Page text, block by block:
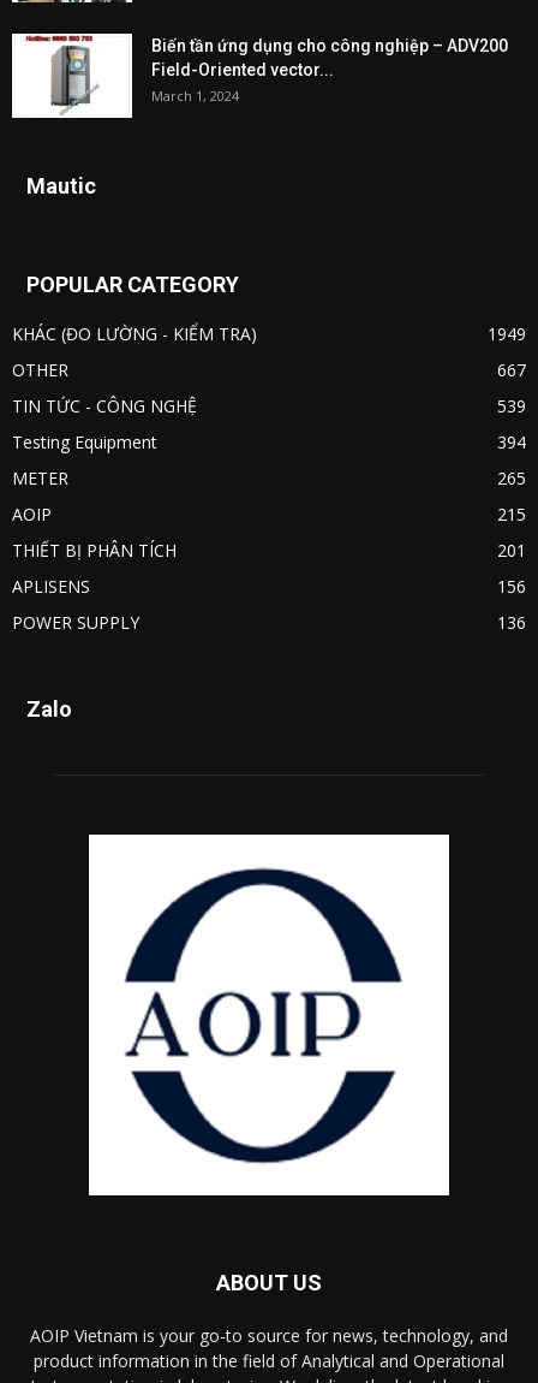
Biến tần ứng dụng cho công nghiệp – ADV200
Field-Oriented vector...
March 1, 2024
Mautic
POPULAR CATEGORY
KHÁC (ĐO LƯỜNG - KIỂM TRA)
1949
OTHER
667
TIN TỨC - CÔNG NGHỆ
539
Testing Equipment
394
METER
265
AOIP
215
THIẾT BỊ PHÂN TÍCH
201
APLISENS
156
POWER SUPPLY
136
Zalo
ABOUT US
AOIP Vietnam is your go-to source for news, technology, and
product information in the field of Analytical and Operational